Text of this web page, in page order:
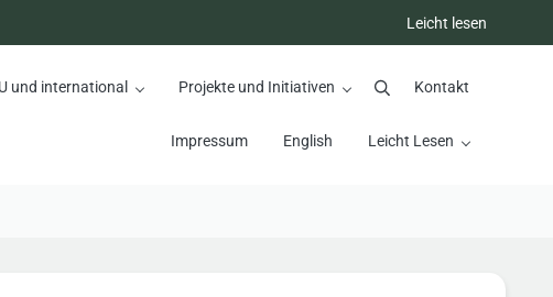
Leicht lesen
und international Projekte und Initiativen SuchenKontakt
Impressum English Leicht Lesen